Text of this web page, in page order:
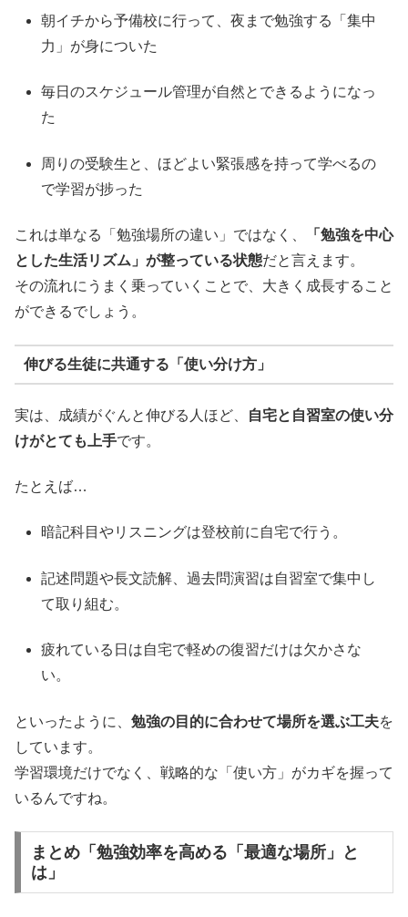
朝イチから予備校に行って、夜まで勉強する「集中
力」が身についた
毎日のスケジュール管理が自然とできるようになっ
た
周りの受験生と、ほどよい緊張感を持って学べるの
で学習が捗った
これは単なる「勉強場所の違い」ではなく、
「勉強を中心
とした生活リズム」が整っている状態だと言えます。
その流れにうまく乗っていくことで、大きく成長すること
ができるでしょう。
伸びる生徒に共通する「使い分け方」
実は、成績がぐんと伸びる人ほど、
自宅と自習室の使い分
けがとても上手です。
たとえば…
暗記科目やリスニングは登校前に自宅で行う。
記述問題や長文読解、過去問演習は自習室で集中し
て取り組む。
疲れている日は自宅で軽めの復習だけは欠かさな
い。
といったように、 勉強の目的に合わせて場所を選ぶ工夫を
しています。
学習環境だけでなく、戦略的な「使い方」がカギを握って
いるんですね。
まとめ「勉強効率を高める「最適な場所」と
は」